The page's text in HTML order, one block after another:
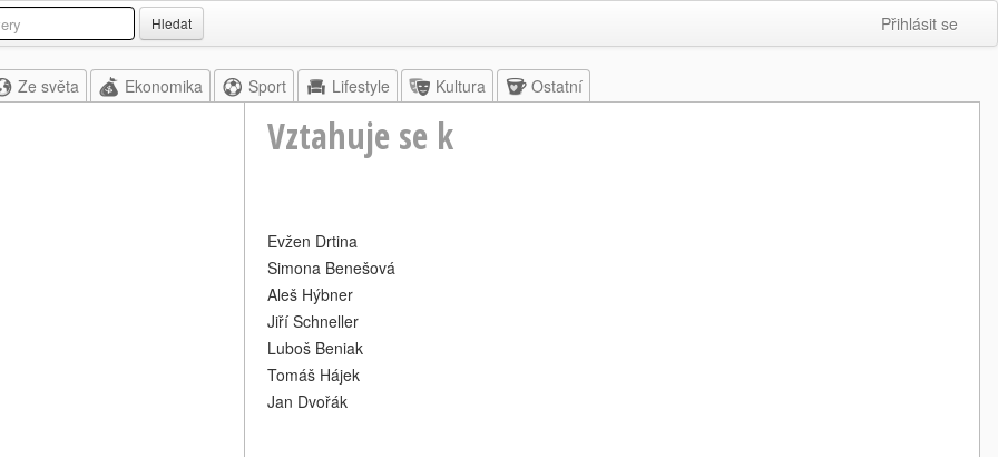
Hledat Přihlásit se
Ze světa Ekonomika Sport Lifestyle Kultura Ostatní
Vztahuje se k
Evžen Drtina
Simona Benešová
Aleš Hýbner
Jiří Schneller
Luboš Beniak
Tomáš Hájek
Jan Dvořák